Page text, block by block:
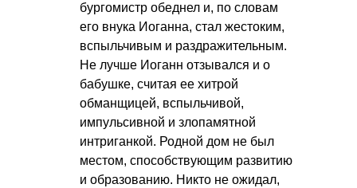
бургомистр обеднел и, по словам
его внука Иоганна, стал жестоким,
вспыльчивым и раздражительным.
Не лучше Иоганн отзывался и о
бабушке, считая ее хитрой
обманщицей, вспыльчивой,
импульсивной и злопамятной
интриганкой. Родной дом не был
местом, способствующим развитию
и образованию. Никто не ожидал,